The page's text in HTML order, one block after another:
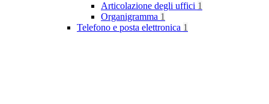
Articolazione degli uffici 1
Organigramma 1
Telefono e posta elettronica 1